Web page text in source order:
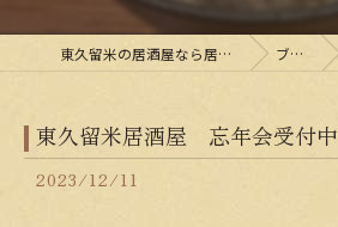
東久留米の居酒屋なら居酒屋 答拝 ブログ
東久留米居酒屋 忘年会受付中
2023/12/11